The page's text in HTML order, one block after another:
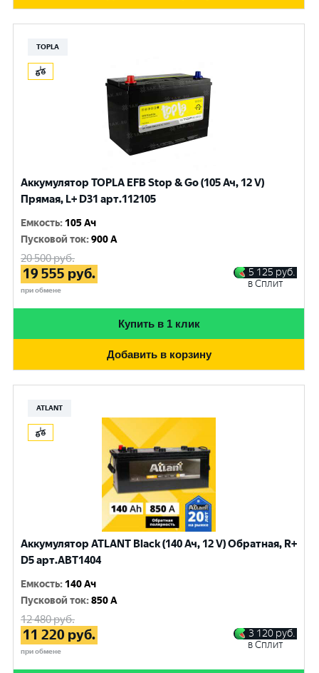
TOPLA
Аккумулятор TOPLA EFB Stop & Go (105 Ач, 12 V)
Прямая, L+ D31 арт.112105
Емкость: 105 Ач
Пусковой ток:900 A
20 500руб.
19 555 руб.
при обмене
5 125 руб.
в Сплит
Купить в 1 клик
Добавить в корзину
ATLANT
Аккумулятор ATLANT Black (140 Ач, 12 V) Обратная, R+
D5 арт.ABT1404
Емкость: 140 Ач
Пусковой ток:850 A
12 480руб.
11 220 руб.
при обмене
3 120 руб.
в Сплит